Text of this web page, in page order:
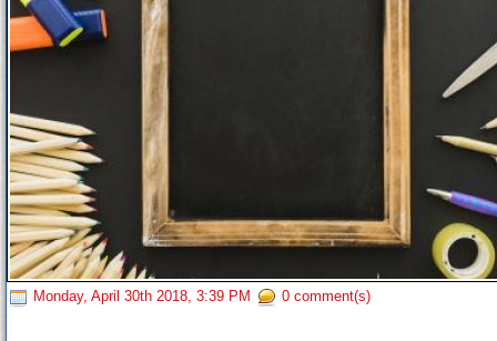
Monday, April 30th 2018, 3:39 PM 0 comment(s)